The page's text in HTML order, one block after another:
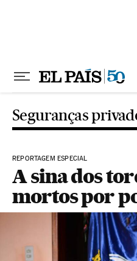
Seguranças
REPORTAGEM ESPECIAL
A sina dos
mortos por